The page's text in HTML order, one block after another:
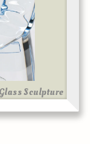
Glass Sculpture